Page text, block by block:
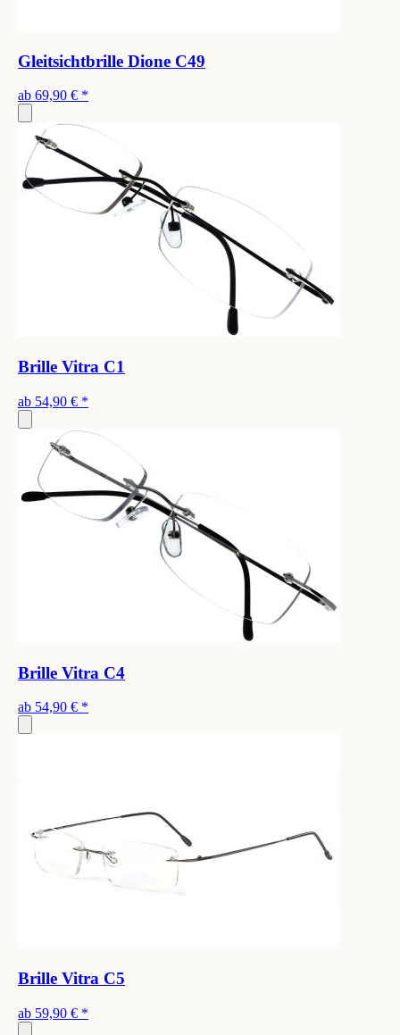
Gleitsichtbrille Dione C49
ab 69,90 € *
Brille Vitra C1
ab 54,90 € *
Brille Vitra C4
ab 54,90 € *
Brille Vitra C5
ab 59,90 € *